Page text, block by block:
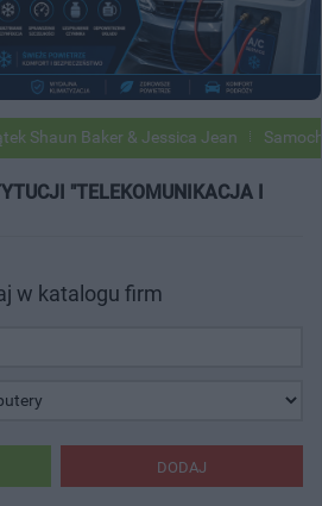
Shaun Baker & Jessica Jean
"TELEKOMUNIKACJA I
w katalogu firm
DODAJ